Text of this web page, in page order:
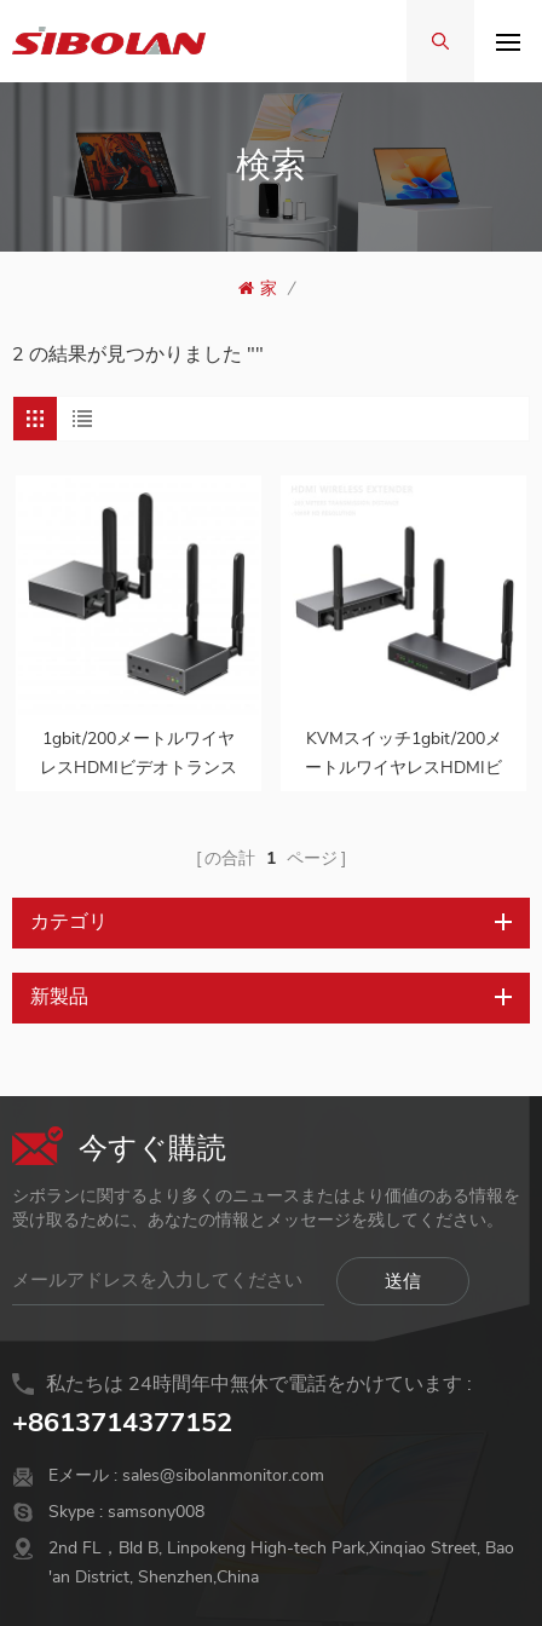
検索
家 /
2 の結果が見つかりました ""
1gbit/200メートルワイヤ
レスHDMIビデオトランス
KVMスイッチ1gbit/200メ
ートルワイヤレスHDMIビ
オグラフ転送RAMサポー
の合計 1 ページ
カテゴリ
新製品
今すぐ購読
シボランに関するより多くのニュースまたはより価値のある情報を
受け取るために、あなたの情報とメッセージを残してください。
私たちは 24時間年中無休で電話をかけています :
+8613714377152
Eメール : sales@sibolanmonitor.com
Skype : samsony008
2nd FL，Bld B, Linpokeng High-tech Park,Xinqiao Street, Bao
'an District, Shenzhen,China